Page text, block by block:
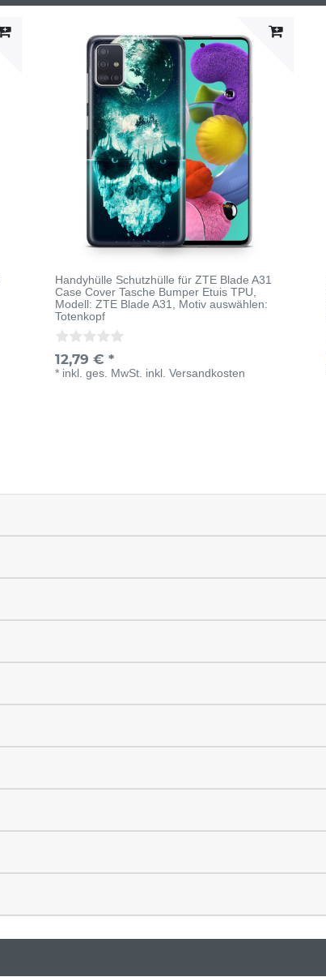
Handyhülle Schutzhülle für ZTE Blade A31
Case Cover Tasche Bumper Etuis TPU,
Modell: ZTE Blade A31, Motiv auswählen:
Totenkopf
12,79 € *
* inkl. ges. MwSt. inkl.Versandkosten